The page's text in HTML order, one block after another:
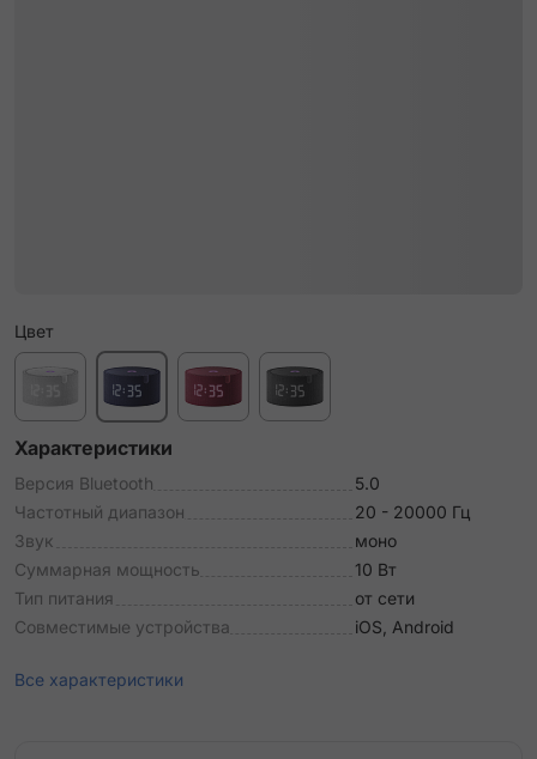
Цвет
Характеристики
Версия Bluetooth
5.0
Частотный диапазон
20 - 20000 Гц
Звук
моно
Суммарная мощность
10 Вт
Тип питания
от сети
Совместимые устройства
iOS, Android
Все характеристики